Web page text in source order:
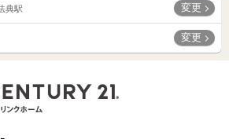
典駅 変更
変更